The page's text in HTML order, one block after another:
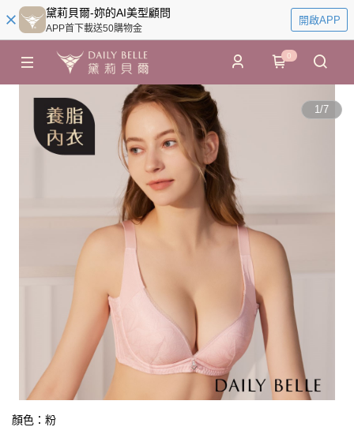
黛莉貝爾-妳的AI美型顧問
APP首下載送50購物金
開啟APP
0
1/7
顏色：粉